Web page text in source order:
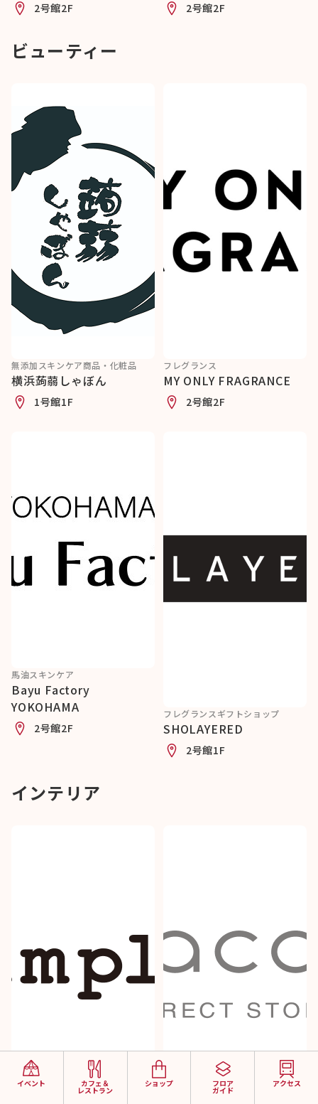
2号館2F 2号館2F
ビューティー
無添加スキンケア商品・化粧品
横浜蒟蒻しゃぼん
1号館1F
フレグランス
MY ONLY FRAGRANCE
2号館2F
馬油スキンケア
Bayu Factory
YOKOHAMA
2号館2F
フレグランスギフトショップ
SHOLAYERED
2号館1F
インテリア
イベント カフェ＆
レストラン
ショップ フロア
ガイド
アクセス